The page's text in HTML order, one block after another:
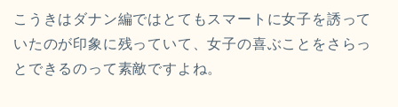
こうきはダナン編ではとてもスマートに女子を誘って
いたのが印象に残っていて、女子の喜ぶことをさらっ
とできるのって素敵ですよね。